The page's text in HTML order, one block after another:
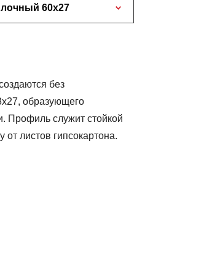
60х27
без
образующего
Профиль служит стойкой
от листов гипсокартона.